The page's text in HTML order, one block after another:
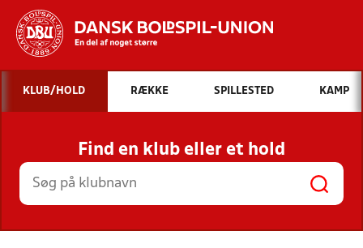
Hvad vil du søge efter?
INDHOLD OG NYHEDER
STILLINGER, RESULTATER, KLUBBER OG
HOLD
KLUB/HOLD RÆKKE SPILLESTED KAMP
Find en klub eller et hold